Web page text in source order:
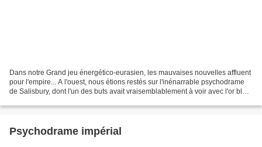
Dans notre Grand jeu énergético-eurasien, les mauvaises nouvelles affluent
pour l'empire... A l'ouest, nous étions restés sur l'inénarrable psychodrame
de Salisbury, dont l'un des buts avait vraisemblablement à voir avec l'or bleu
Psychodrame impérial